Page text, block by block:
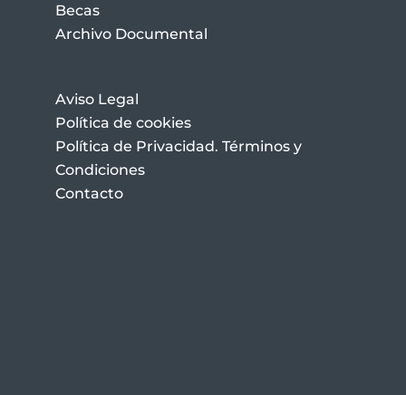
Becas
Archivo Documental
Aviso Legal
Política de cookies
Política de Privacidad. Términos y
Condiciones
Contacto